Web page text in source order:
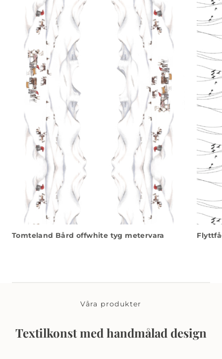
Tomteland Bård offwhite tyg metervara
Våra produkter
Textilkonst med handmålad design